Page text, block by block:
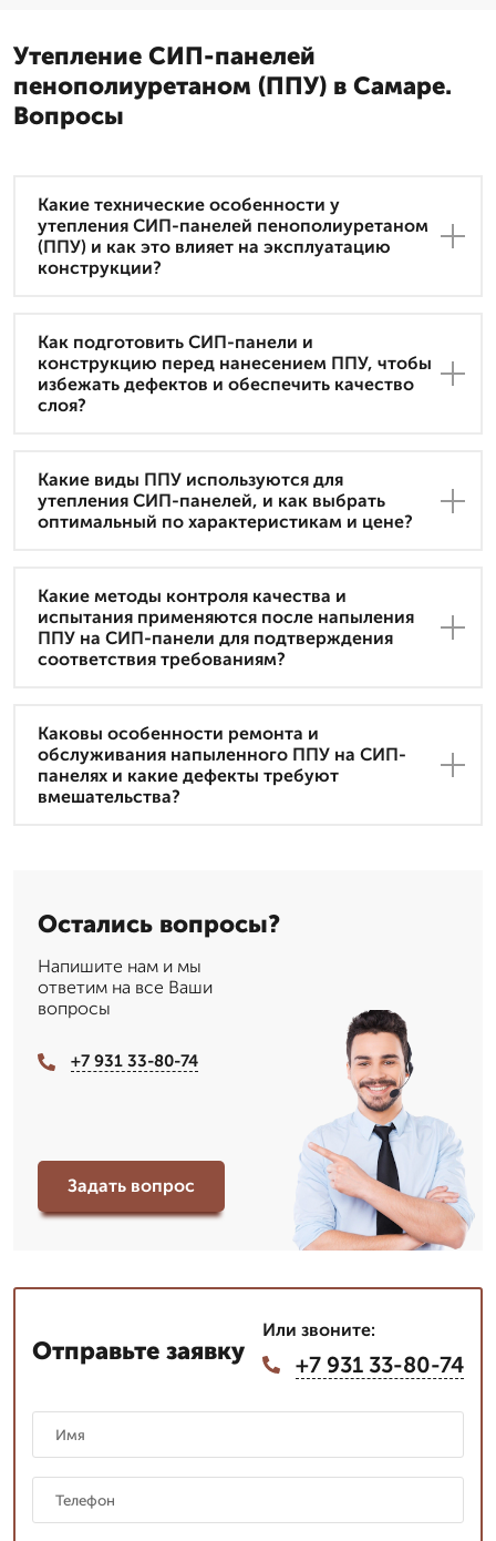
Утепление СИП-панелей
пенополиуретаном (ППУ) в Самаре.
Вопросы
Какие технические особенности у
утепления СИП-панелей пенополиуретаном
(ППУ) и как это влияет на эксплуатацию
конструкции?
Как подготовить СИП-панели и
конструкцию перед нанесением ППУ, чтобы
избежать дефектов и обеспечить качество
слоя?
Какие виды ППУ используются для
утепления СИП-панелей, и как выбрать
оптимальный по характеристикам и цене?
Какие методы контроля качества и
испытания применяются после напыления
ППУ на СИП-панели для подтверждения
соответствия требованиям?
Каковы особенности ремонта и
обслуживания напыленного ППУ на СИП-
панелях и какие дефекты требуют
вмешательства?
Остались вопросы?
Напишите нам и мы
ответим на все Ваши
вопросы
+7 931 33-80-74
Задать вопрос
Отправьте заявку
Или звоните:
+7 931 33-80-74